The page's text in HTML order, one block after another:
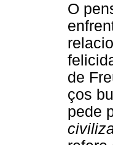
O
de
ços
pede